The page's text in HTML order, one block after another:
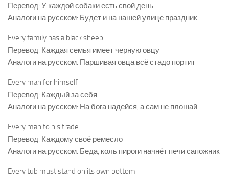
Перевод: У каждой собаки есть свой день
Аналоги на русском: Будет и на нашей улице праздник
Every family has a black sheep
Перевод: Каждая семья имеет черную овцу
Аналоги на русском: Паршивая овца всё стадо портит
Every man for himself
Перевод: Каждый за себя
Аналоги на русском: На бога надейся, а сам не плошай
Every man to his trade
Перевод: Каждому своё ремесло
Аналоги на русском: Беда, коль пироги начнёт печи сапожник
Every tub must stand on its own bottom